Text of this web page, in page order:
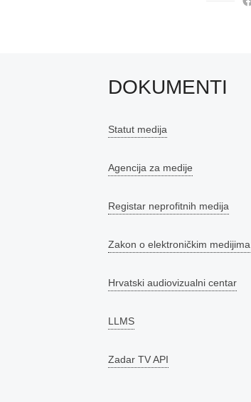
DOKUMENTI
Statut medija
Agencija za medije
Registar neprofitnih medija
Zakon o elektroničkim medijima
Hrvatski audiovizualni centar
LLMS
Zadar TV API